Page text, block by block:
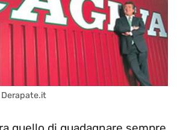
Derapate.it